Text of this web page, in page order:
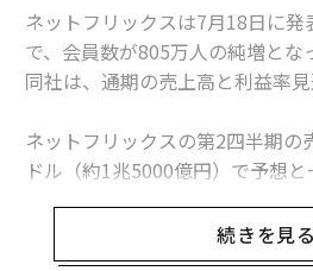
ネットフリックスは7月18日に
で、会員数が805万人の純増とな
同社は、通期の売上高と利益率見
ネットフリックスの第2四半期の
ドル（約1兆5000億円）で予想
益は4.88ドルで、コンセンサス
ンスを満たし、過去最高の売上
らの成長が継続していることを
続きを見る